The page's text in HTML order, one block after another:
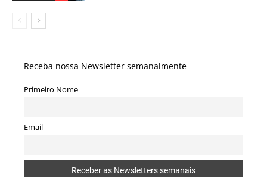
Receba nossa Newsletter semanalmente
Primeiro Nome
Email